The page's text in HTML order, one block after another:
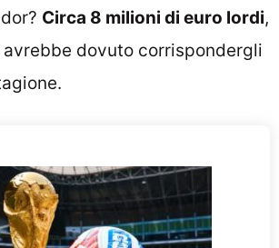
Circa 8 milioni di euro lordi,
dovuto corrispondergli